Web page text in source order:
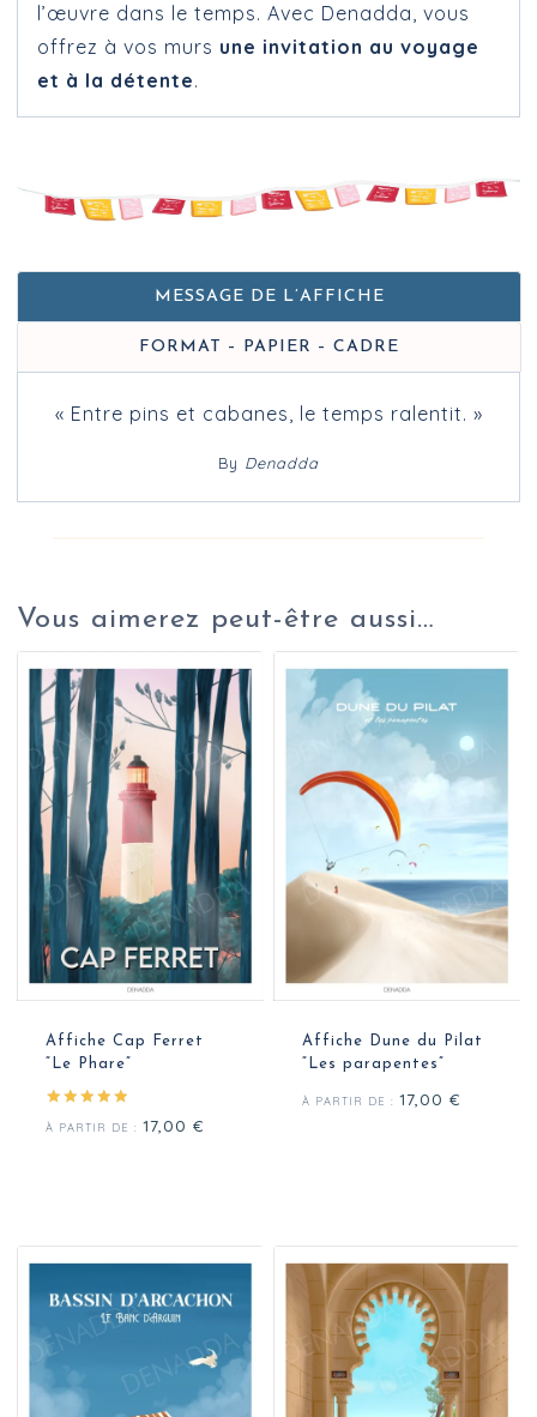
l’œuvre dans le temps. Avec Denadda, vous
offrez à vos murs une invitation au voyage
et à la détente.
MESSAGE DE L’AFFICHE
FORMAT – PAPIER – CADRE
« Entre pins et cabanes, le temps ralentit. »
By Denadda
Vous aimerez peut-être aussi…
Affiche Cap Ferret
“Le Phare”
Note
5.00
À PARTIR DE : 17,00 €
Affiche Dune du Pilat
“Les parapentes”
À PARTIR DE : 17,00 €